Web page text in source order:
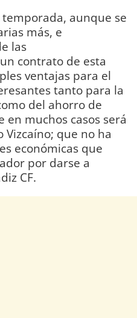
aunque se
más, e
las
contrato de esta
ventajas para el
tanto para la
del ahorro de
en muchos casos será
Vizcaíno; que no ha
económicas que
por darse a
CF.